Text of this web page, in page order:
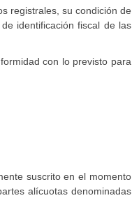
registrales, su condición de
identificación fiscal de las
con lo previsto para
suscrito en el momento
alícuotas denominadas